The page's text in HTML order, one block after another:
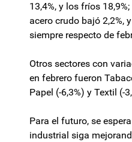
13,4%, y los fríos
acero crudo bajó 2,2%,
siempre respecto de
Otros sectores con
en febrero fueron
Papel (-6,3%) y Textil (-
Para el futuro, se
industrial siga